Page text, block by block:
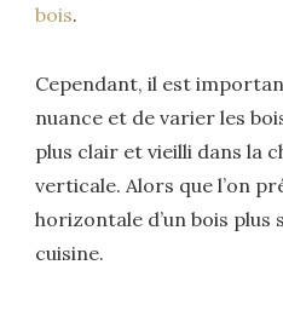
bois.
Cependant, il est
nuance et de varier les
plus clair et vieilli dans la
verticale. Alors que l’on
horizontale d’un bois
cuisine.